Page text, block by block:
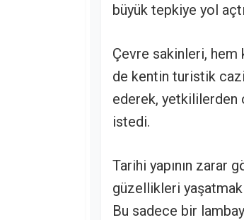
büyük tepkiye yol
Çevre sakinleri, hem
de kentin turistik
ederek, yetkililerden
istedi.
Tarihi yapının zarar
güzellikleri yaşatmak
Bu sadece bir